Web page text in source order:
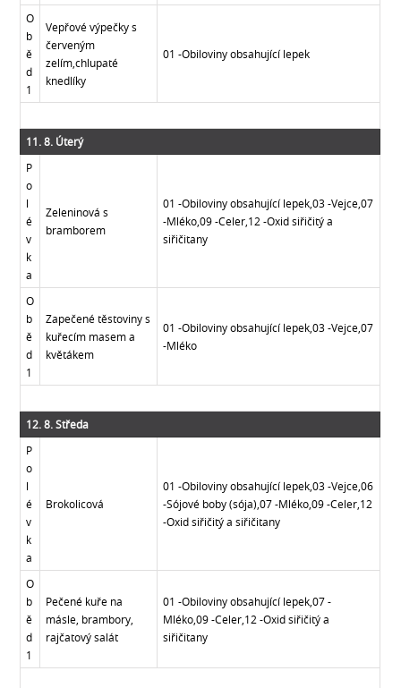
O
b
ě
d
1
Vepřové výpečky s
červeným
zelím,chlupaté
knedlíky
01 -Obiloviny obsahující lepek
11. 8. Úterý
P
o
l
é
v
k
a
Zeleninová s
bramborem
01 -Obiloviny obsahující lepek,03 -Vejce,07
-Mléko,09 -Celer,12 -Oxid siřičitý a
siřičitany
O
b
ě
d
1
Zapečené těstoviny s
kuřecím masem a
květákem
01 -Obiloviny obsahující lepek,03 -Vejce,07
-Mléko
12. 8. Středa
P
o
l
é
v
k
a
Brokolicová
01 -Obiloviny obsahující lepek,03 -Vejce,06
-Sójové boby (sója),07 -Mléko,09 -Celer,12
-Oxid siřičitý a siřičitany
O
b
ě
d
1
Pečené kuře na
másle, brambory,
rajčatový salát
01 -Obiloviny obsahující lepek,07 -
Mléko,09 -Celer,12 -Oxid siřičitý a
siřičitany